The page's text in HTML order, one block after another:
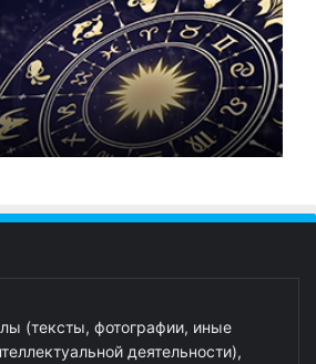
(тексты, фотографии, иные
деятельности),